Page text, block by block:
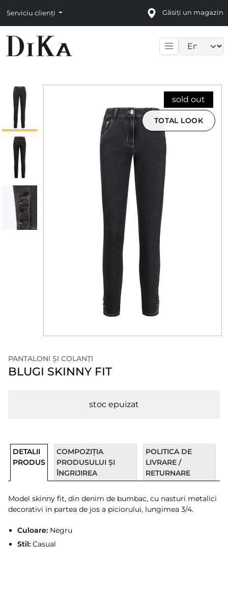
Serviciu clienți Găsiți un magazin
sold out
TOTAL LOOK
PANTALONI ȘI COLANȚI
BLUGI SKINNY FIT
stoc epuizat
DETALII
PRODUS
COMPOZIȚIA
PRODUSULUI ȘI
ÎNGRIJIREA
POLITICA DE
LIVRARE /
RETURNARE
Model skinny fit, din denim de bumbac, cu nasturi metalici
decorativi in ​​partea de jos a piciorului, lungimea 3/4.
Culoare:Negru
Stil:Casual